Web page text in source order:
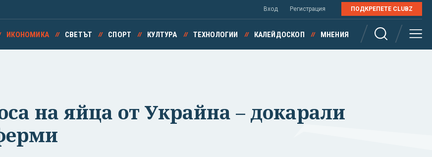
Вход Регистрация ПОДКРЕПЕТЕ CLUBZ
ИКОНОМИКА СВЕТЪТ СПОРТ КУЛТУРА ТЕХНОЛОГИИ КАЛЕЙДОСКОП МНЕНИЯ
на яйца от Украйна – докарали